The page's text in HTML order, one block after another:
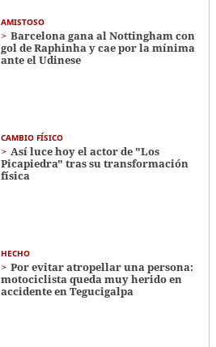
AMISTOSO
Barcelona gana al Nottingham con
gol de Raphinha y cae por la mínima
ante el Udinese
CAMBIO FÍSICO
Así luce hoy el actor de "Los
Picapiedra" tras su transformación
física
HECHO
Por evitar atropellar una persona:
motociclista queda muy herido en
accidente en Tegucigalpa